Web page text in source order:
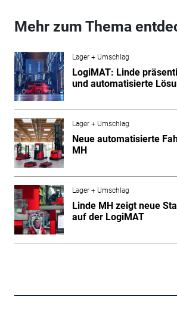
Mehr zum Thema
Lager + Umschlag
LogiMAT: Linde
und automatisierte
Lager + Umschlag
Neue automatisierte
MH
Lager + Umschlag
Linde MH zeigt neue
auf der LogiMAT